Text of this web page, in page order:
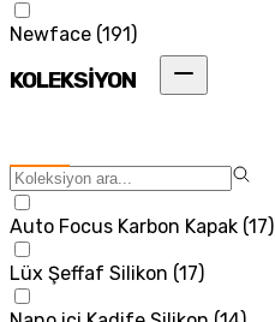
Newface (191)
KOLEKSİYON
Auto Focus Karbon Kapak (17)
Lüx Şeffaf Silikon (17)